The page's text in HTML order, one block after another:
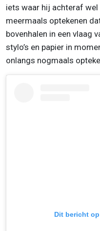
iets waar hij achteraf wel
meermaals optekenen
bovenhalen in een vlaag
stylo’s en papier in
onlangs nogmaals
Dit bericht